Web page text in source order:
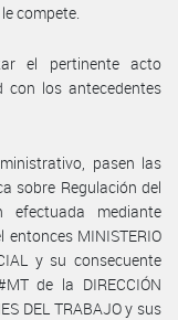
compete.
el pertinente acto
con los antecedentes
pasen las
sobre Regulación del
mediante
entonces MINISTERIO
y su consecuente
de la DIRECCIÓN
DEL TRABAJO y sus